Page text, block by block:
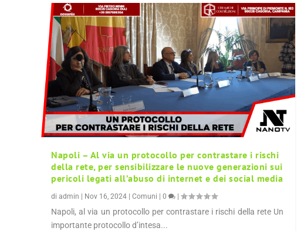
Napoli – Al via un protocollo per contrastare i rischi
della rete, per sensibilizzare le nuove generazioni sui
pericoli legati all’abuso di internet e dei social media
diadmin | Nov 16, 2024 |Comuni |0 |
Napoli, al via un protocollo per contrastare i rischi della rete Un
importante protocollo d’intesa...